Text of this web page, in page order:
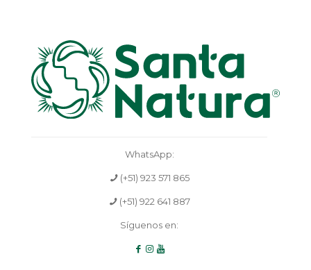
WhatsApp:
(+51) 923 571 865
(+51) 922 641 887
Síguenos en: